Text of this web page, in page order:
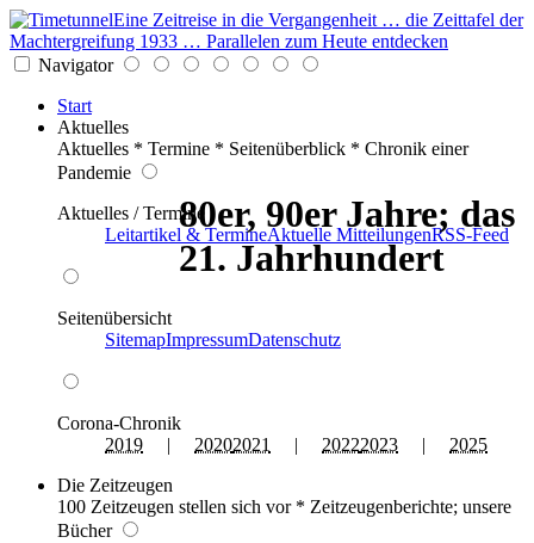
Eine Zeitreise in die Vergangenheit … die Zeittafel der
Machtergreifung 1933 … Parallelen zum Heute entdecken
Navigator
Start
Aktuelles
Aktuelles * Termine * Seitenüberblick * Chronik einer
Pandemie
Aktuelles / Termine
Leitartikel & TermineAktuelle MitteilungenRSS-Feed
Seitenübersicht
SitemapImpressumDatenschutz
Corona-Chronik
2019 | 20202021 | 20222023 | 2025
Die Zeitzeugen
100 Zeitzeugen stellen sich vor * Zeitzeugenberichte; unsere
Bücher
80er, 90er Jahre; das
21. Jahrhundert